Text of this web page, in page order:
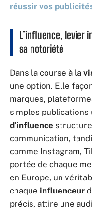
réussir vos
L’influence, levier
sa notoriété
Dans la course à la
une option. Elle
marques,
simples publications
d’influence
communication,
comme Instagram,
portée de chaque
en Europe, un
chaque influenceur
précis, attire une